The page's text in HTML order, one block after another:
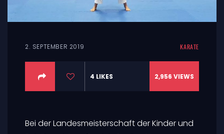
2. SEPTEMBER 2019 KARATE
4 LIKES 2,956 VIEWS
Bei der Landesmeisterschaft der Kinder und